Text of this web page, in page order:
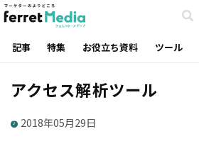
記事 特集 お役立ち資料 ツール
アクセス解析ツール
2018年05月29日